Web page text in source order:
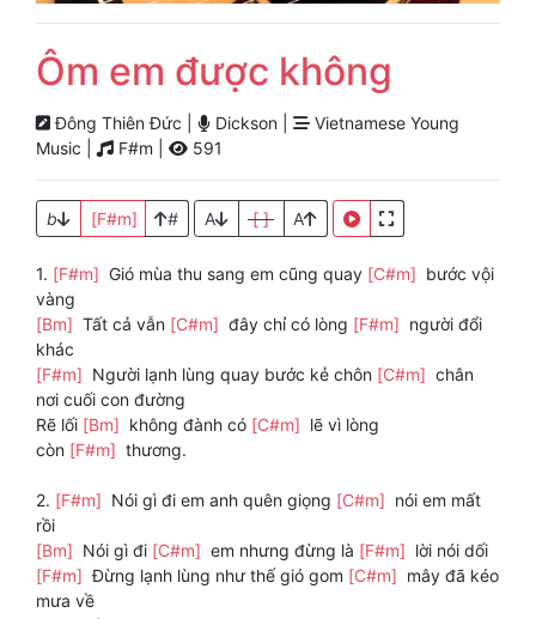
Ôm em được không
Đông Thiên Đức | Dickson |
Vietnamese Young
Music |
F#m | 591
b [F#m] # A [ ] A
1. [F#m] Gió mùa thu sang em cũng quay [C#m] bước vội
vàng
[Bm] Tất cả vẫn [C#m] đây chỉ có lòng [F#m] người đổi
khác
[F#m] Người lạnh lùng quay bước kẻ chôn [C#m] chân
nơi cuối con đường
Rẽ lối [Bm] không đành có [C#m] lẽ vì lòng
còn [F#m] thương.
2. [F#m] Nói gì đi em anh quên giọng [C#m] nói em mất
rồi
[Bm] Nói gì đi [C#m] em nhưng đừng là [F#m] lời nói dối
[F#m] Đừng lạnh lùng như thế gió gom [C#m] mây đã kéo
mưa về